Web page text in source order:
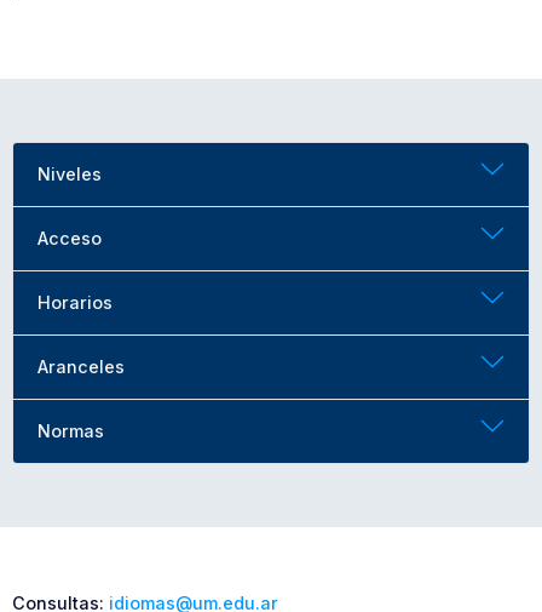
Niveles
Acceso
Horarios
Aranceles
Normas
Consultas: idiomas@um.edu.ar